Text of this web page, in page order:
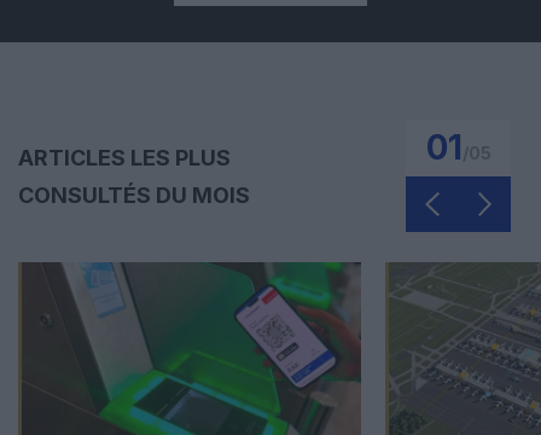
ARTICLES LES PLUS
CONSULTÉS DU MOIS
01